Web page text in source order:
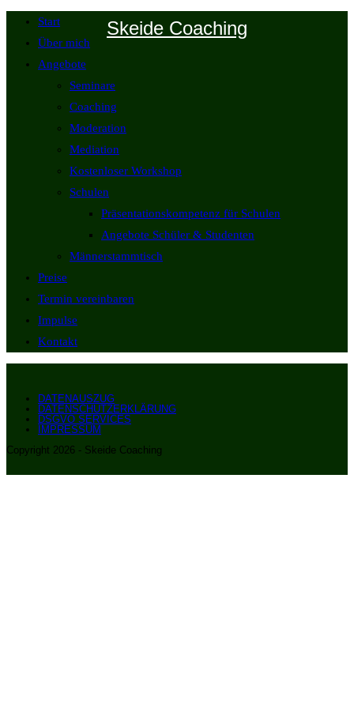
Zum
Inhalt
springen
Skeide Coaching
Start
Über mich
Angebote
Seminare
Coaching
Moderation
Mediation
Kostenloser Workshop
Schulen
Präsentationskompetenz für Schulen
Angebote Schüler & Studenten
Männerstammtisch
Preise
Termin vereinbaren
Impulse
Kontakt
DATENAUSZUG
DATENSCHUTZERKLÄRUNG
DSGVO SERVICES
IMPRESSUM
Copyright 2026 - Skeide Coaching